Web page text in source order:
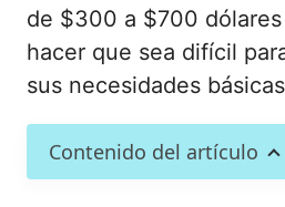
de $300 a $700
hacer que sea difícil
sus necesidades
Contenido del artículo